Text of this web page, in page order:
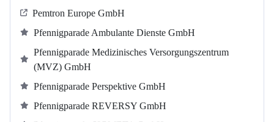
Pemtron Europe GmbH
Pfennigparade Ambulante Dienste GmbH
Pfennigparade Medizinisches Versorgungszentrum
(MVZ) GmbH
Pfennigparade Perspektive GmbH
Pfennigparade REVERSY GmbH